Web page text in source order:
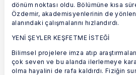
dönüm noktası oldu. Bölümüne kısa
Özdemir, akademisyenlerinin de
alanındaki çalışmalarını hızlandırdı.
YENİ ŞEYLER KEŞFETME İSTEĞİ
Bilimsel projelere imza atıp
çok seven ve bu alanda ilerlemeye
olma hayalini de rafa kaldırdı. Fiziğin